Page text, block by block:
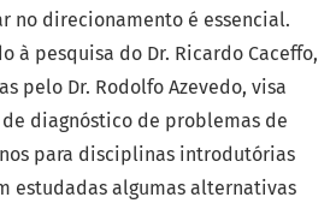
no direcionamento é essencial.
à pesquisa do Dr. Ricardo Caceffo,
pelo Dr. Rodolfo Azevedo, visa
diagnóstico de problemas de
para disciplinas introdutórias
estudadas algumas alternativas